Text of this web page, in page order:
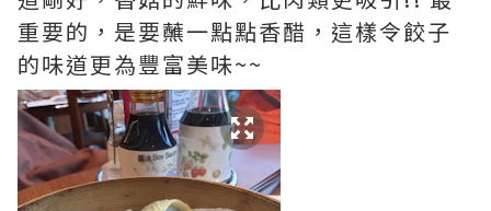
重要的，是要蘸一點點香醋，這樣令餃子
的味道更為豐富美味~~